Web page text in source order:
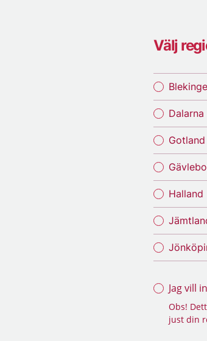
Välj
Blekinge
Dalarna
Gotland
Halland
Jag vill
Obs!
just din